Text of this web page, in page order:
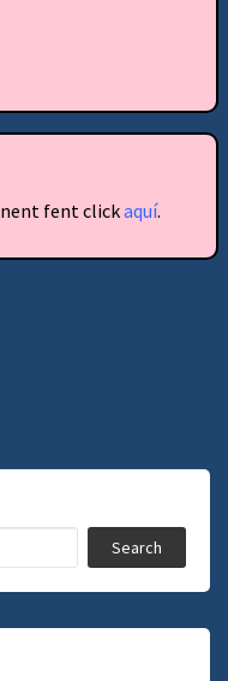
fent clickaquí.
Search